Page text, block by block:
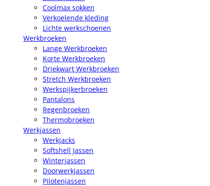
Coolmax sokken
Verkoelende kleding
Lichte werkschoenen
Werkbroeken
Lange Werkbroeken
Korte Werkbroeken
Driekwart Werkbroeken
Stretch Werkbroeken
Werkspijkerbroeken
Pantalons
Regenbroeken
Thermobroeken
Werkjassen
Werkjacks
Softshell Jassen
Winterjassen
Doorwerkjassen
Pilotenjassen